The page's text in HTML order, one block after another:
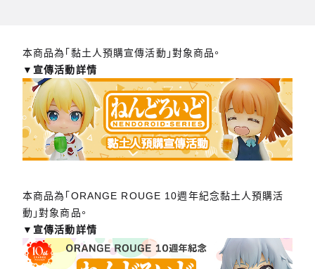
本商品為「黏土人預購宣傳活動」對象商品。
▼宣傳活動詳情
本商品為「ORANGE ROUGE 10週年紀念黏土人預購活
動」對象商品。
▼宣傳活動詳情